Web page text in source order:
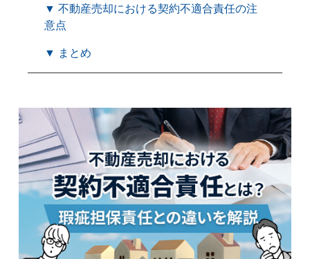
▼ 不動産売却における契約不適合責任の注
意点
▼ まとめ